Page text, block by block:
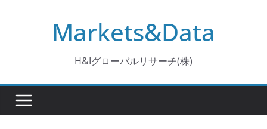
Markets&Data
H&Iグローバルリサーチ(株)